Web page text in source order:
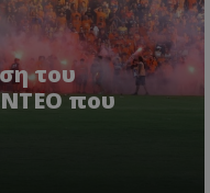
του
που